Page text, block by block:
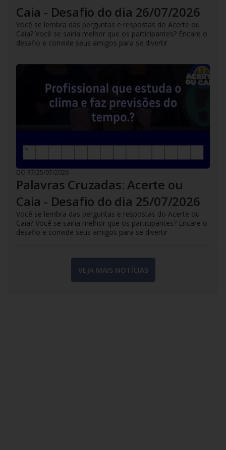
Caia - Desafio do dia 26/07/2026
Você se lembra das perguntas e respostas do Acerte ou
Caia? Você se sairia melhor que os participantes? Encare o
desafio e convide seus amigos para se divertir
DO R7/25/07/2026
Palavras Cruzadas: Acerte ou
Caia - Desafio do dia 25/07/2026
Você se lembra das perguntas e respostas do Acerte ou
Caia? Você se sairia melhor que os participantes? Encare o
desafio e convide seus amigos para se divertir
VEJA MAIS NOTÍCIAS